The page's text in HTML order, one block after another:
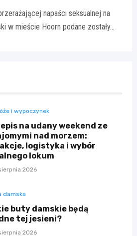
napaści seksualnej na
w mieście Hoorn podane zostały…
i wypoczynek
na udany weekend ze
nad morzem:
logistyka i wybór
lokum
2026
damska
buty damskie będą
tej jesieni?
2026